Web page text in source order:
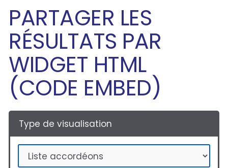
PARTAGER LES
RÉSULTATS PAR
WIDGET HTML
(CODE EMBED)
Type de visualisation